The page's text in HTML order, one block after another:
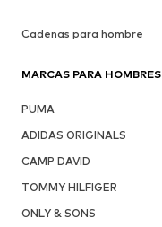
Cadenas para hombre
MARCAS PARA HOMBRES
PUMA
ADIDAS ORIGINALS
CAMP DAVID
TOMMY HILFIGER
ONLY & SONS